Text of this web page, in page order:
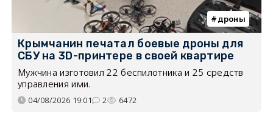
дроны
Крымчанин печатал боевые дроны для
СБУ на 3D-принтере в своей квартире
Мужчина изготовил 22 беспилотника и 25 средств
управления ими.
04/08/2026 19:01 2 6472